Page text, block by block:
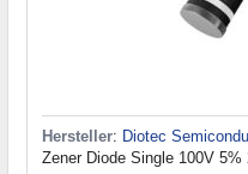
Hersteller: Diotec
Zener Diode Single 100V